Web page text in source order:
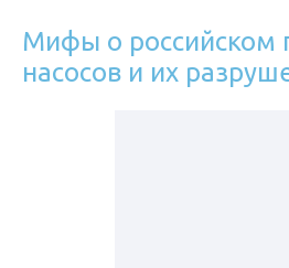
Мифы о российском
насосов и их